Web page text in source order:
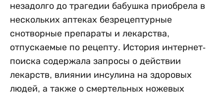
незадолго до трагедии бабушка приобрела в
нескольких аптеках безрецептурные
снотворные препараты и лекарства,
отпускаемые по рецепту. История интернет-
поиска содержала запросы о действии
лекарств, влиянии инсулина на здоровых
людей, а также о смертельных ножевых